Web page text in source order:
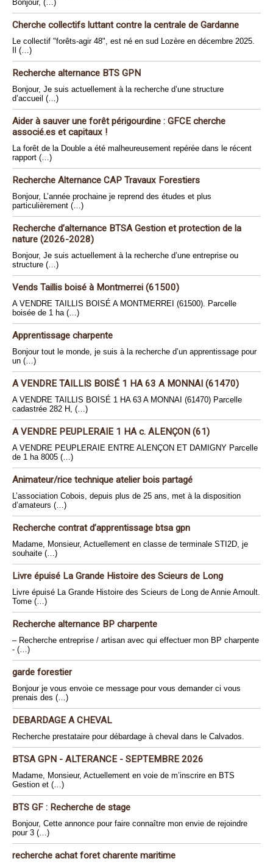
Bonjour, (…)
Cherche collectifs luttant contre la centrale de Gardanne
Le collectif "forêts-agir 48", est né en sud Lozère en décembre 2025.
Il (…)
Recherche alternance BTS GPN
Bonjour, Je suis actuellement à la recherche d’une structure
d’accueil (…)
Aider à sauver une forêt périgourdine : GFCE cherche
associé.es et capitaux !
La forêt de la Double a été malheureusement repérée dans le récent
rapport (…)
Recherche Alternance CAP Travaux Forestiers
Bonjour, L’année prochaine je reprend des études et plus
particulièrement (…)
Recherche d’alternance BTSA Gestion et protection de la
nature (2026-2028)
Bonjour, Je suis actuellement à la recherche d’une entreprise ou
structure (…)
Vends Taillis boisé à Montmerrei (61500)
A VENDRE TAILLIS BOISÉ A MONTMERREI (61500). Parcelle
boisée de 1 ha (…)
Apprentissage charpente
Bonjour tout le monde, je suis à la recherche d’un apprentissage pour
un (…)
A VENDRE TAILLIS BOISÉ 1 HA 63 A MONNAI (61470)
A VENDRE TAILLIS BOISÉ 1 HA 63 A MONNAI (61470) Parcelle
cadastrée 282 H, (…)
A VENDRE PEUPLERAIE 1 HA c. ALENÇON (61)
A VENDRE PEUPLERAIE ENTRE ALENÇON ET DAMIGNY Parcelle
de 1 ha 8005 (…)
Animateur/rice technique atelier bois partagé
L’association Cobois, depuis plus de 25 ans, met à la disposition
d’amateurs (…)
Recherche contrat d’apprentissage btsa gpn
Madame, Monsieur, Actuellement en classe de terminale STI2D, je
souhaite (…)
Livre épuisé La Grande Histoire des Scieurs de Long
Livre épuisé La Grande Histoire des Scieurs de Long de Annie Arnoult.
Tome (…)
Recherche alternance BP charpente
– Recherche entreprise / artisan avec qui effectuer mon BP charpente
- (…)
garde forestier
Bonjour je vous envoie ce message pour vous demander ci vous
prenais des (…)
DEBARDAGE A CHEVAL
Recherche prestataire pour débardage à cheval dans le Calvados.
BTSA GPN - ALTERANCE - SEPTEMBRE 2026
Madame, Monsieur, Actuellement en voie de m’inscrire en BTS
Gestion et (…)
BTS GF : Recherche de stage
Bonjour, Cette annonce pour faire connaître mon envie de rejoindre
pour 3 (…)
recherche achat foret charente maritime